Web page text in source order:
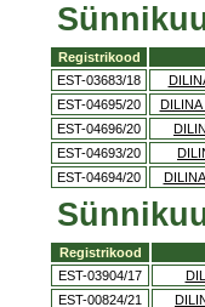
Registrikood
EST-03683/18
EST-04695/20
DILINA
EST-04696/20
EST-04693/20
EST-04694/20
Registrikood
EST-03904/17
EST-00824/21